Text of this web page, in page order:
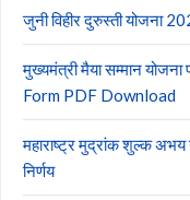
जुनी विहीर दुरुस्ती योजना
मुख्यमंत्री मैया सम्मान
Form PDF Download
महाराष्ट्र मुद्रांक शुल्क
निर्णय